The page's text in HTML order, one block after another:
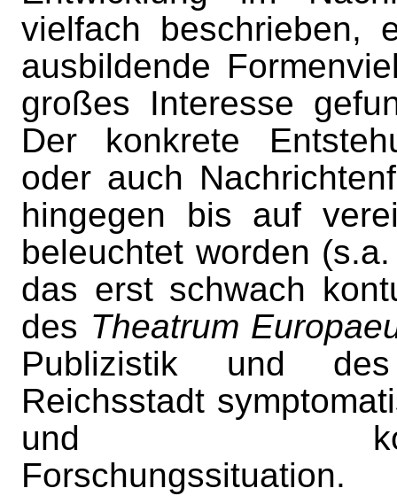
vielfach beschrieben,
ausbildende
großes Interesse
Der konkrete
oder auch
hingegen bis auf
beleuchtet worden
das erst schwach
des Theatrum
Publizistik und des
Reichsstadt
und
Forschungssituation.